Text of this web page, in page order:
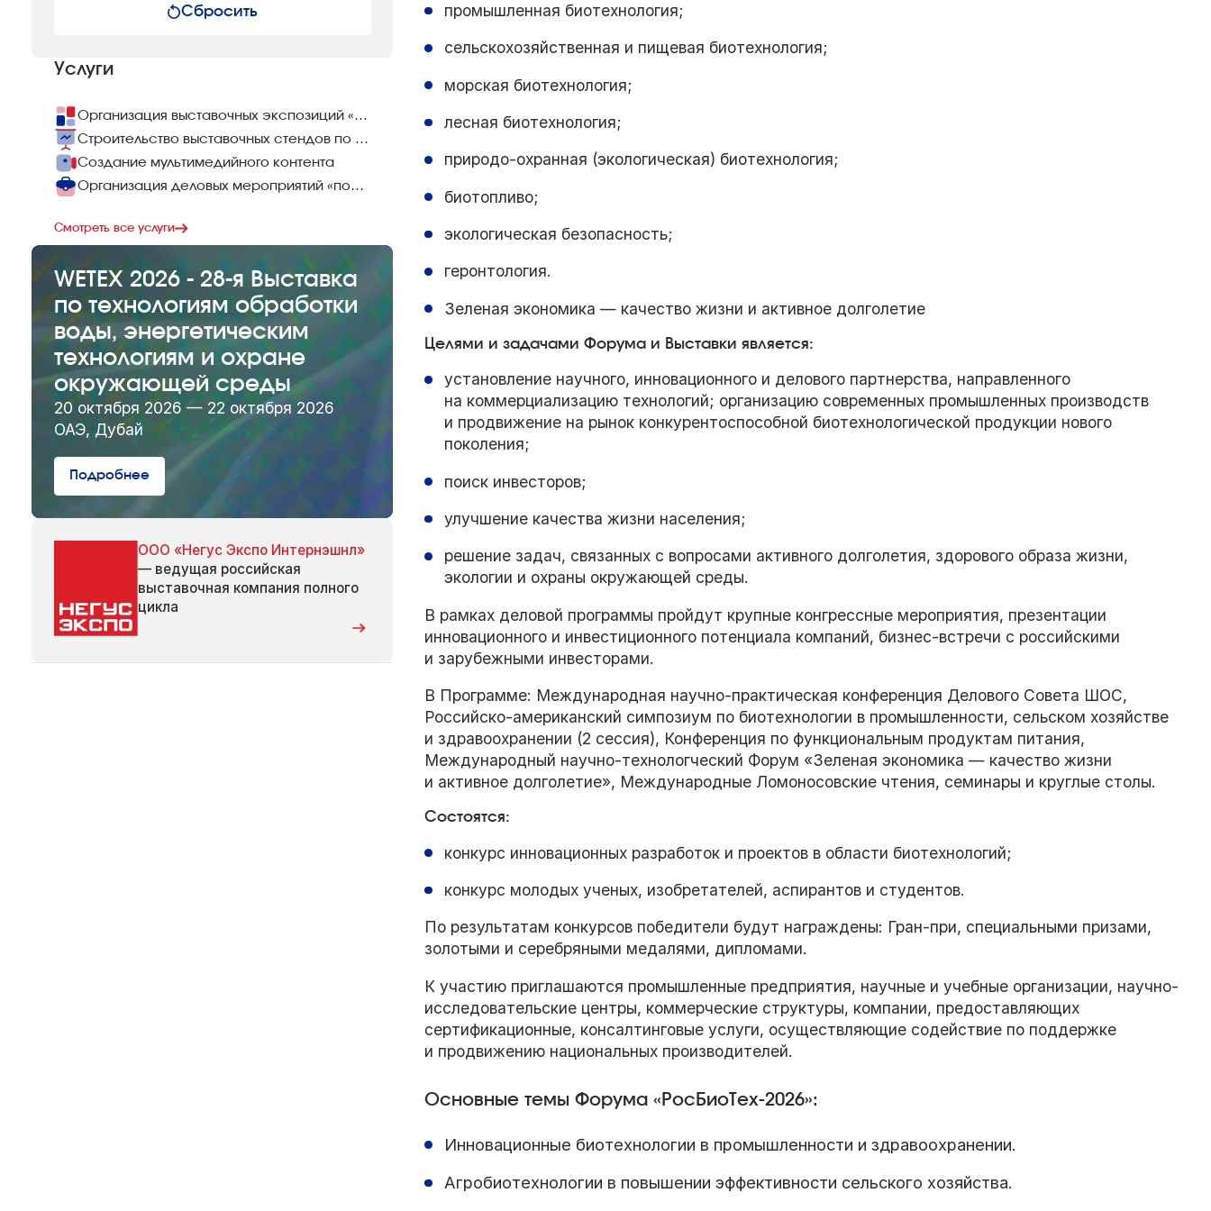
Сбросить
Услуги
Организация выставочных экспозиций «под ключ»
Строительство выставочных стендов по всему миру
Создание мультимедийного контента
Организация деловых мероприятий «под ключ»
Смотреть все услуги
WETEX 2026 - 28-я Выставка
по технологиям обработки
воды, энергетическим
технологиям и охране
окружающей среды
20 октября 2026 — 22 октября 2026
ОАЭ, Дубай
Подробнее
ООО «Негус Экспо Интернэшнл»
— ведущая российская
выставочная компания полного
цикла
промышленная биотехнология;
сельскохозяйственная и пищевая биотехнология;
морская биотехнология;
лесная биотехнология;
природо-охранная (экологическая) биотехнология;
биотопливо;
экологическая безопасность;
геронтология.
Зеленая экономика — качество жизни и активное долголетие
Целями и задачами Форума и Выставки является:
установление научного, инновационного и делового партнерства, направленного
на коммерциализацию технологий; организацию современных промышленных производств
и продвижение на рынок конкурентоспособной биотехнологической продукции нового
поколения;
поиск инвесторов;
улучшение качества жизни населения;
решение задач, связанных с вопросами активного долголетия, здорового образа жизни,
экологии и охраны окружающей среды.
В рамках деловой программы пройдут крупные конгрессные мероприятия, презентации
инновационного и инвестиционного потенциала компаний, бизнес-встречи с российскими
и зарубежными инвесторами.
В Программе: Международная научно-практическая конференция Делового Совета ШОС,
Российско-американский симпозиум по биотехнологии в промышленности, сельском хозяйстве
и здравоохранении (2 сессия), Конференция по функциональным продуктам питания,
Международный научно-технологческий Форум «Зеленая экономика — качество жизни
и активное долголетие», Международные Ломоносовские чтения, семинары и круглые столы.
Состоятся:
конкурс инновационных разработок и проектов в области биотехнологий;
конкурс молодых ученых, изобретателей, аспирантов и студентов.
По результатам конкурсов победители будут награждены: Гран-при, специальными призами,
золотыми и серебряными медалями, дипломами.
К участию приглашаются промышленные предприятия, научные и учебные организации, научно-
исследовательские центры, коммерческие структуры, компании, предоставляющих
сертификационные, консалтинговые услуги, осуществляющие содействие по поддержке
и продвижению национальных производителей.
Основные темы Форума «РосБиоТех-2026»:
Инновационные биотехнологии в промышленности и здравоохранении.
Агробиотехнологии в повышении эффективности сельского хозяйства.